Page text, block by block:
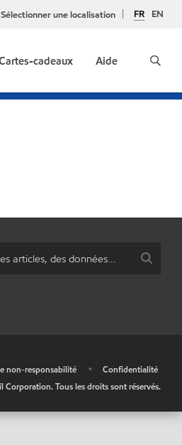
FR EN
Sélectionner une localisation
cadeaux Aide
non-responsabilité •
Confidentialité
Corporation. Tous les droits sont réservés.